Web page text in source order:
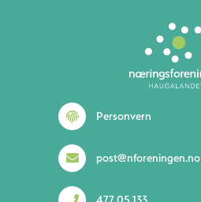
Personvern
post@nforeningen.no